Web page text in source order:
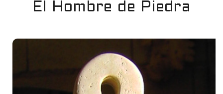
El Hombre de Piedra